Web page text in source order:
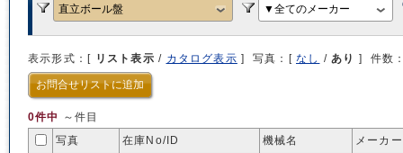
表示形式：[ リスト表示 / カタログ表示 ] 写真：[ なし / あり ] 件数
お問合せリストに追加
0件中
～件目
写真
在庫No/ID 機械名 メーカ